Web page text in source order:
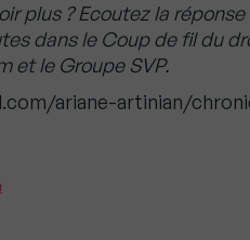
plus ? Ecoutez la
dans le Coup de fil du
et le Groupe SVP.
ariane-artinian/